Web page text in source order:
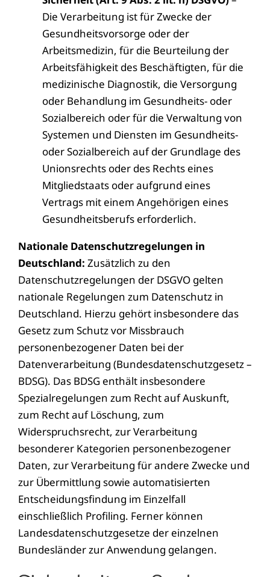
Die Verarbeitung ist für Zwecke der
Gesundheitsvorsorge oder der
Arbeitsmedizin, für die Beurteilung der
Arbeitsfähigkeit des Beschäftigten, für die
medizinische Diagnostik, die Versorgung
oder Behandlung im Gesundheits- oder
Sozialbereich oder für die Verwaltung von
Systemen und Diensten im Gesundheits-
oder Sozialbereich auf der Grundlage des
Unionsrechts oder des Rechts eines
Mitgliedstaats oder aufgrund eines
Vertrags mit einem Angehörigen eines
Gesundheitsberufs erforderlich.
Nationale Datenschutzregelungen in
Deutschland: Zusätzlich zu den
Datenschutzregelungen der DSGVO gelten
nationale Regelungen zum Datenschutz in
Deutschland. Hierzu gehört insbesondere das
Gesetz zum Schutz vor Missbrauch
personenbezogener Daten bei der
Datenverarbeitung (Bundesdatenschutzgesetz –
BDSG). Das BDSG enthält insbesondere
Spezialregelungen zum Recht auf Auskunft,
zum Recht auf Löschung, zum
Widerspruchsrecht, zur Verarbeitung
besonderer Kategorien personenbezogener
Daten, zur Verarbeitung für andere Zwecke und
zur Übermittlung sowie automatisierten
Entscheidungsfindung im Einzelfall
einschließlich Profiling. Ferner können
Landesdatenschutzgesetze der einzelnen
Bundesländer zur Anwendung gelangen.